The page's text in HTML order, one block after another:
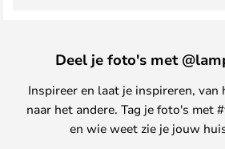
Deel je foto's met
Inspireer en laat je inspireren, van
naar het andere. Tag je foto's met
en wie weet zie je jouw